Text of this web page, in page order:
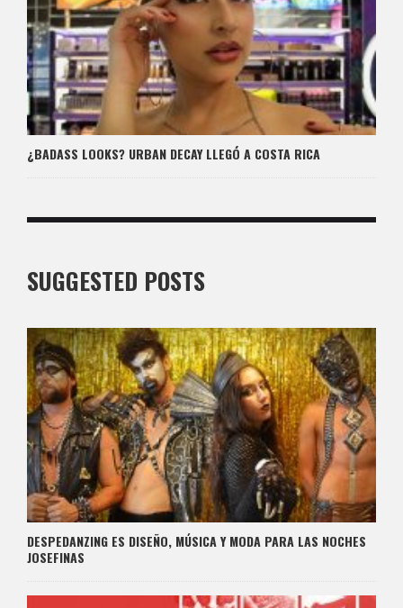
¿BADASS LOOKS? URBAN DECAY LLEGÓ A COSTA RICA
SUGGESTED POSTS
DESPEDANZING ES DISEÑO, MÚSICA Y MODA PARA LAS NOCHES
JOSEFINAS